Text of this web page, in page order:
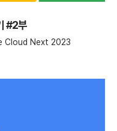
#2부
Cloud Next 2023